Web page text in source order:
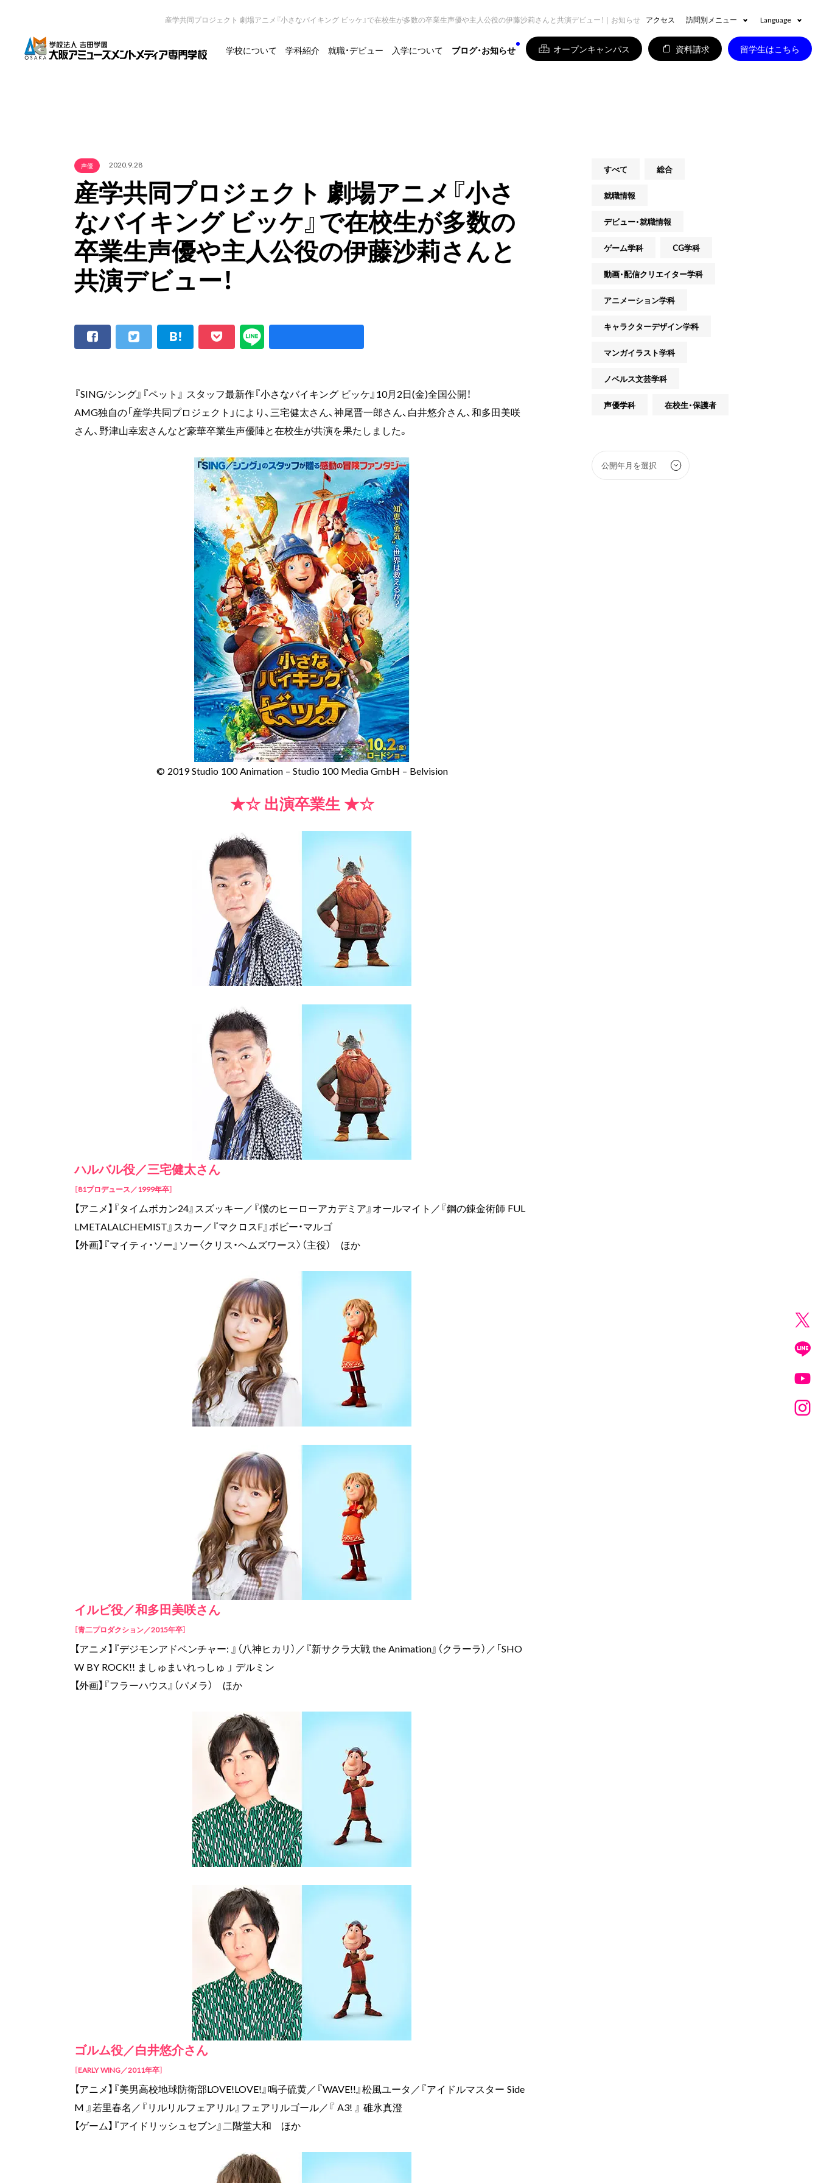
アクセス 訪問別メニュー Language
学校について 学科紹介 就職・デビュー 入学について ブログ・お知らせ オープンキャンパス 資料請求 留学生はこちら
産学共同プロジェクト 劇場アニメ『小さなバイキング ビッケ』で在校⽣が多数の卒業生声優や主人公役の伊藤沙莉さんと共演デビュー！｜お知らせ
声優 2020.9.28
産学共同プロジェクト 劇場アニメ『小さ
なバイキング ビッケ』で在校⽣が多数の
卒業生声優や主人公役の伊藤沙莉さんと
共演デビュー！
『SING/シング』『ペット』 スタッフ最新作『小さなバイキング ビッケ』10月2日(金)全国公開！
AMG独自の「産学共同プロジェクト」により、三宅健太さん、神尾晋一郎さん、白井悠介さん、和多田美咲
さん、野津山幸宏さんなど豪華卒業生声優陣と在校生が共演を果たしました。
© 2019 Studio 100 Animation – Studio 100 Media GmbH – Belvision
★☆ 出演卒業生 ★☆
ハルバル役／三宅健太さん
［81プロデュース／1999年卒］
【アニメ】『タイムボカン24』スズッキー／『僕のヒーローアカデミア』オールマイト／『鋼の錬金術師 FUL
LMETALALCHEMIST』スカー／『マクロスF』ボビー・マルゴ
【外画】『マイティ・ソー』ソー〈クリス・ヘムズワース〉（主役） ほか
イルビ役／和多田美咲さん
［青二プロダクション／2015年卒］
【アニメ】『デジモンアドベンチャー: 』（八神ヒカリ）／『新サクラ大戦 the Animation』（クラーラ）／「SHO
W BY ROCK!! ましゅまいれっしゅ 」 デルミン
【外画】『フラーハウス』（パメラ） ほか
ゴルム役／白井悠介さん
［EARLY WING／2011年卒］
【アニメ】『美男高校地球防衛部LOVE!LOVE!』鳴子硫黄／『WAVE!!』松風ユータ／『アイドルマスター Side
M 』若里春名／『リルリルフェアリル』フェアリルゴール／『 A3! 』 碓氷真澄
【ゲーム】『アイドリッシュセブン』二階堂大和 ほか
すべて 総合
就職情報
デビュー・就職情報
ゲーム学科 CG学科
動画・配信クリエイター学科
アニメーション学科
キャラクターデザイン学科
マンガイラスト学科
ノベルス文芸学科
声優学科 在校生・保護者